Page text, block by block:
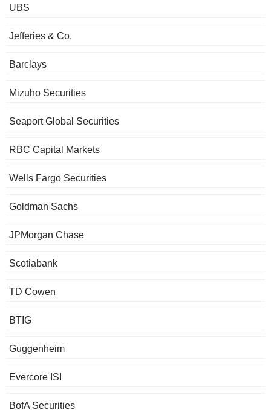
UBS
Jefferies & Co.
Barclays
Mizuho Securities
Seaport Global Securities
RBC Capital Markets
Wells Fargo Securities
Goldman Sachs
JPMorgan Chase
Scotiabank
TD Cowen
BTIG
Guggenheim
Evercore ISI
BofA Securities